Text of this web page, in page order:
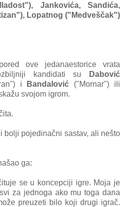
Jankovića, Sandića,
Lopatnog ("Medveščak")
ove jedanaestorice vrata
kandidati su
Dabović
i Bandalović ("Mornar") ili
svojom igrom.
bolji pojedinačni sastav, ali nešto
ga:
se u koncepciji igre. Moja je
za jednoga ako mu toga dana
preuzeti bilo koji drugi igrač.